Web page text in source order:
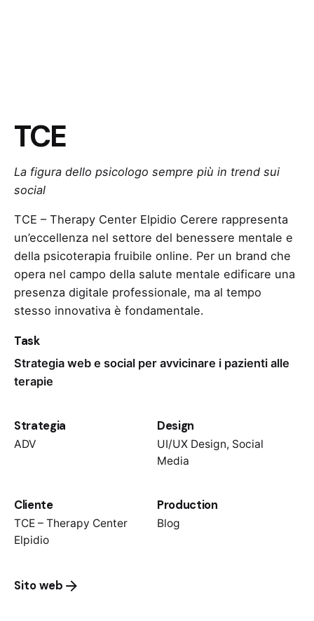
TCE
La figura dello psicologo sempre più in trend sui
social
TCE – Therapy Center Elpidio Cerere rappresenta
un’eccellenza nel settore del benessere mentale e
della psicoterapia fruibile online. Per un brand che
opera nel campo della salute mentale edificare una
presenza digitale professionale, ma al tempo
stesso innovativa è fondamentale.
Task
Strategia web e social per avvicinare i pazienti alle
terapie
Strategia
ADV
Design
UI/UX Design, Social
Media
Cliente
TCE – Therapy Center
Elpidio
Production
Blog
Sito web